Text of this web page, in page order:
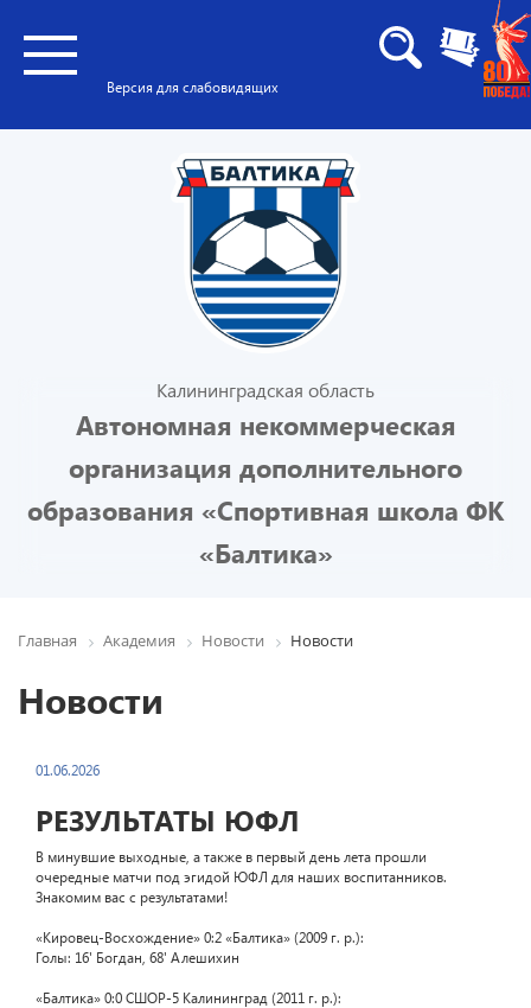
Версия для слабовидящих
Калининградская область
Автономная некоммерческая
организация дополнительного
образования «Спортивная школа ФК
«Балтика»
Главная Академия Новости Новости
Новости
01.06.2026
РЕЗУЛЬТАТЫ ЮФЛ
В минувшие выходные, а также в первый день лета прошли
очередные матчи под эгидой ЮФЛ для наших воспитанников.
Знакомим вас с результатами!
«Кировец-Восхождение» 0:2 «Балтика» (2009 г. р.):
Голы: 16' Богдан, 68' Алешихин
«Балтика» 0:0 СШОР-5 Калининград (2011 г. р.):